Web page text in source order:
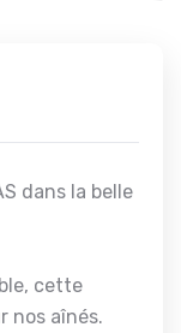
dans la belle
cette
nos aînés.